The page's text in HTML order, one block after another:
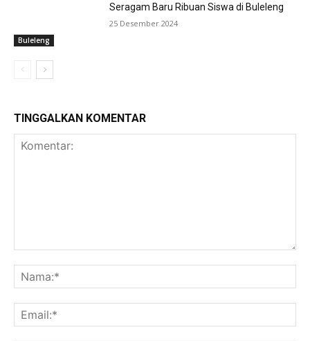
Buleleng
Seragam Baru Ribuan Siswa di Buleleng
25 Desember 2024
TINGGALKAN KOMENTAR